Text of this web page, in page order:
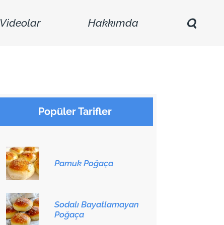
Videolar Hakkımda
Popüler Tarifler
Pamuk Poğaça
Sodalı Bayatlamayan
Poğaça